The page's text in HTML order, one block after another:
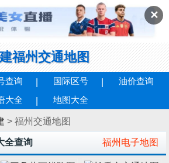
✕
福州交通地图
查询 国际区号
油价查询
大全 地图大全
> 福州交通地图
全查询 福州电子地图